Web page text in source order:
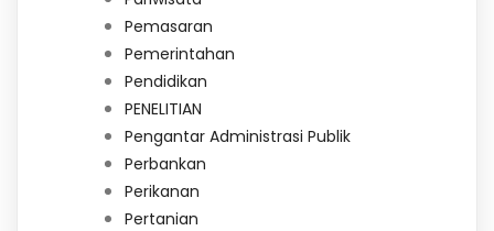
Pemasaran
Pemerintahan
Pendidikan
PENELITIAN
Pengantar Administrasi Publik
Perbankan
Perikanan
Pertanian